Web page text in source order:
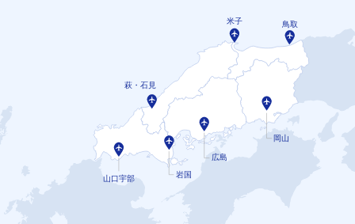
米子 鳥取
岡山
広島
岩国
山口宇部
萩・石見